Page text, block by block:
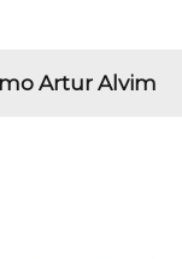
Artur Alvim